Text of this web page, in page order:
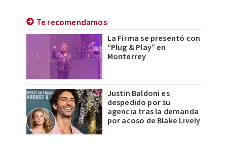
Te recomendamos
La Firma se presentó con
“Plug & Play” en
Monterrey
Justin Baldoni es
despedido por su
agencia tras la demanda
por acoso de Blake Lively